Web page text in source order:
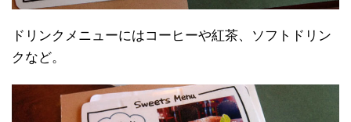
ドリンクメニューにはコーヒーや紅茶、ソフトドリン
クなど。